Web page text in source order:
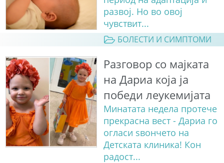
развој. Но во овој
чувствит...
БОЛЕСТИ И СИМПТОМИ
Разговор со мајката
на Дариа која ја
победи леукемијата
Минатата недела протече
прекрасна вест - Дариа го
огласи ѕвончето на
Детската клиника! Кон
радост...